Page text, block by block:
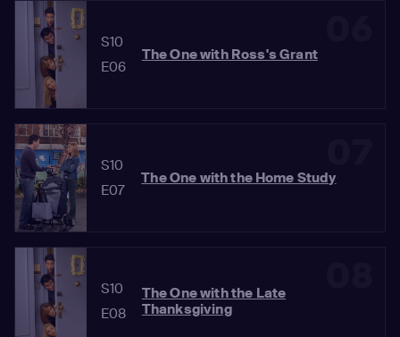
S10
E06
The One with Ross's Grant
S10
E07
The One with the Home Study
S10
E08
The One with the Late
Thanksgiving